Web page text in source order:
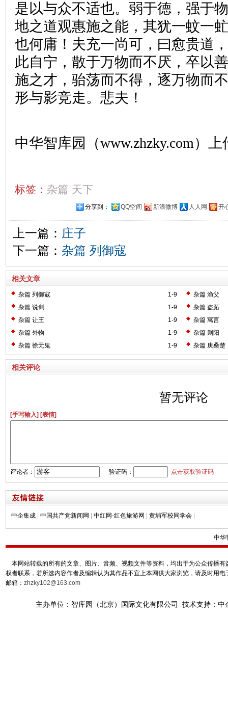
是以与众不适也。弱于德，强于
地之道观惠施之能，其犹一蚊一
也何庸！夫充一尚可，曰愈贵道
此自宁，散于万物而不厌，卒以
施之才，骀荡而不得，逐万物而
形与影竞走。悲夫！
中华智库园（www.zhzky.com）上
标签： 杂篇 天下
分享到： QQ空间 新浪微博 人人网 开
上一篇： 庄子
下一篇： 杂篇 列御寇
相关文章
1-9
杂篇 列御寇
杂篇 渔父
1-9
杂篇 说剑
杂篇 盗跖
1-9
杂篇 让王
杂篇 寓言
1-9
杂篇 外物
杂篇 则阳
1-9
杂篇 徐无鬼 杂篇 庚桑楚
相关评论
暂无评论
[手写输入] [表情]
评论者： 验证码： 点击获取验证码
中企集成 中国共产党新闻网 中红网-红色旅游网 黄埔军校同学会
中华
本网站转载的所有的文章、图片、音频、视频文件等资料，均出于为公众传播
权者联系，若所选内容作者及编辑认为其作品不宜上本网供大家浏览，请及时用
邮箱： zhzky102@163.com
主办单位：智库园（北京）国际文化有限公司 技术支持：